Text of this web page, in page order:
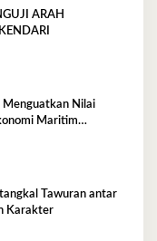
ARAH
Menguatkan Nilai
Maritim
Tawuran antar
Karakter